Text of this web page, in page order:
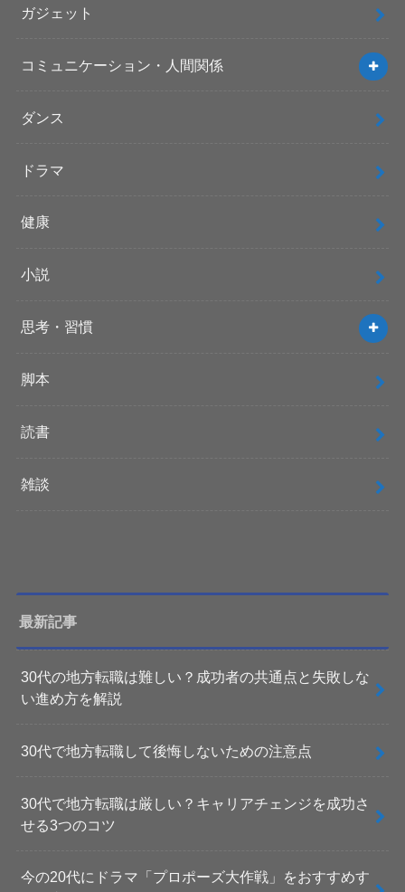
ガジェット
コミュニケーション・人間関係
ダンス
ドラマ
健康
小説
思考・習慣
脚本
読書
雑談
最新記事
30代の地方転職は難しい？成功者の共通点と失敗しな
い進め方を解説
30代で地方転職して後悔しないための注意点
30代で地方転職は厳しい？キャリアチェンジを成功さ
せる3つのコツ
今の20代にドラマ「プロポーズ大作戦」をおすすめす